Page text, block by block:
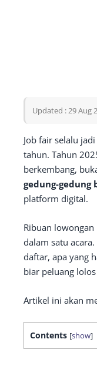
Updated : 29 Aug
Job fair selalu
tahun. Tahun
berkembang,
gedung-gedung
platform digital.
Ribuan
dalam satu
daftar, apa yang
biar peluang
Artikel ini akan
Contents [show]